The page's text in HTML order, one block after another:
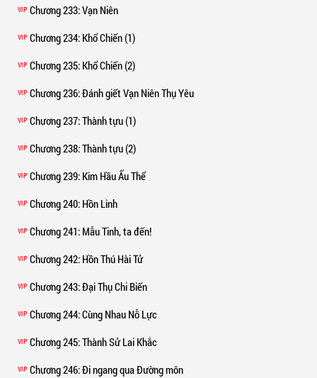
VIP Chương 233: Vạn Niên
VIP Chương 234: Khổ Chiến (1)
VIP Chương 235: Khổ Chiến (2)
VIP Chương 236: Đánh giết Vạn Niên Thụ Yêu
VIP Chương 237: Thành tựu (1)
VIP Chương 238: Thành tựu (2)
VIP Chương 239: Kim Hầu Ấu Thể
VIP Chương 240: Hồn Linh
VIP Chương 241: Mẫu Tinh, ta đến!
VIP Chương 242: Hồn Thú Hài Tử
VIP Chương 243: Đại Thụ Chi Biến
VIP Chương 244: Cùng Nhau Nỗ Lực
VIP Chương 245: Thành Sử Lai Khắc
VIP Chương 246: Đi ngang qua Đường môn